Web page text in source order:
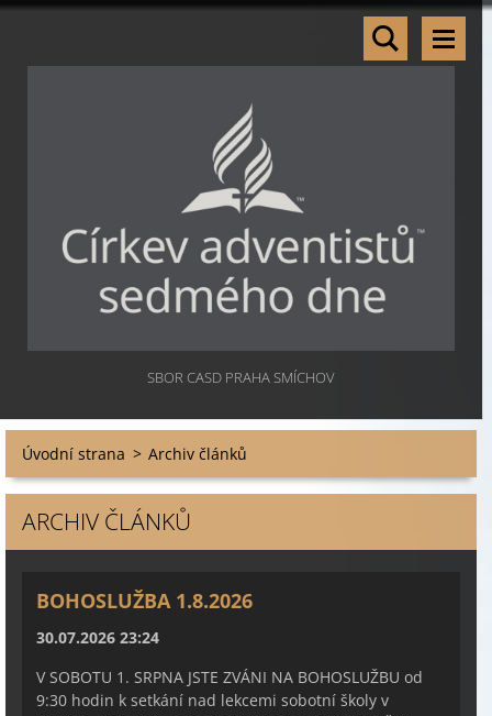
SBOR CASD PRAHA SMÍCHOV
Úvodní strana > Archiv článků
ARCHIV ČLÁNKŮ
BOHOSLUŽBA 1.8.2026
30.07.2026 23:24
V SOBOTU 1. SRPNA JSTE ZVÁNI NA BOHOSLUŽBU od
9:30 hodin k setkání nad lekcemi sobotní školy v